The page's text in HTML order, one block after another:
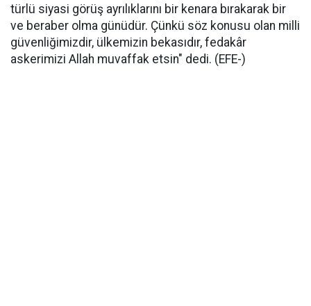
türlü siyasi görüş ayrılıklarını bir kenara bırakarak bir
ve beraber olma günüdür. Çünkü söz konusu olan milli
güvenliğimizdir, ülkemizin bekasıdır, fedakâr
askerimizi Allah muvaffak etsin" dedi. (EFE-)